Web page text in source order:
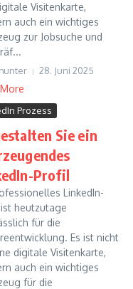
Visitenkarte,
auch ein wichtiges
zur Jobsuche und
28. Juni 2025
Prozess
Sie ein
Profil
LinkedIn-
heutzutage
für die
Es ist nicht
digitale Visitenkarte,
auch ein wichtiges
für die